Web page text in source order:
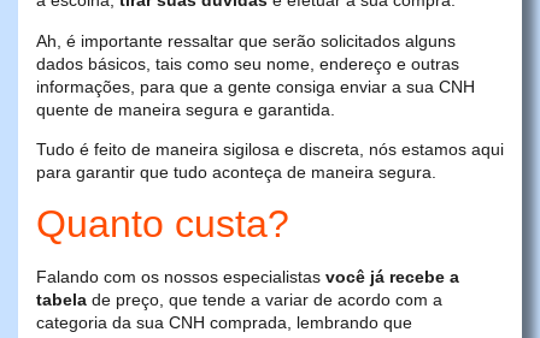
Ah, é importante ressaltar que serão solicitados alguns
dados básicos, tais como seu nome, endereço e outras
informações, para que a gente consiga enviar a sua CNH
quente de maneira segura e garantida.
Tudo é feito de maneira sigilosa e discreta, nós estamos aqui
para garantir que tudo aconteça de maneira segura.
Quanto custa?
Falando com os nossos especialistas você já recebe a
tabela de preço, que tende a variar de acordo com a
categoria da sua CNH comprada, lembrando que